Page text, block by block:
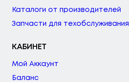
Каталоги от производителей
Запчасти для техобслуживания
КАБИНЕТ
Мой Аккаунт
Баланс